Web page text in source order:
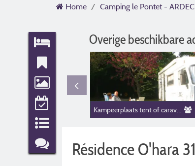
Home Camping le Pontet -
Overige beschikbare
Kampeerplaats tent of caravan of camper
Résidence O'hara